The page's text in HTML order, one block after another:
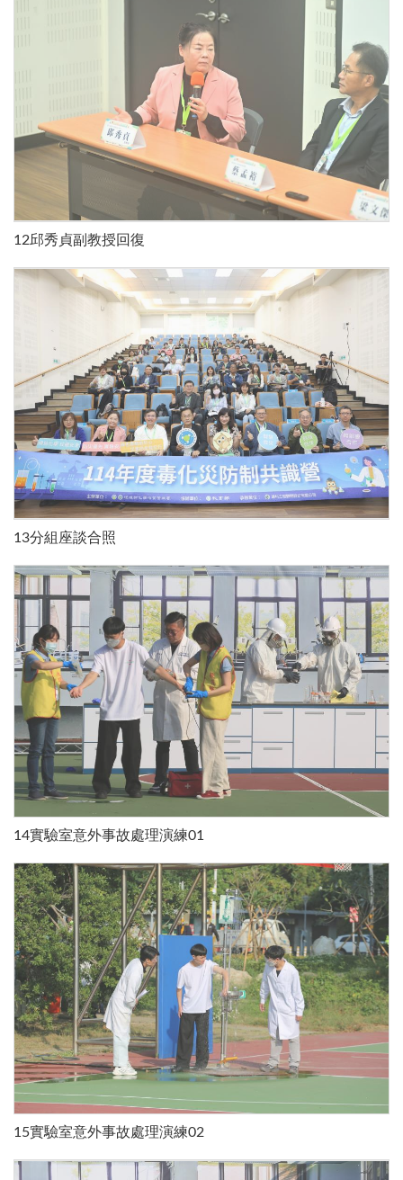
12邱秀貞副教授回復
13分組座談合照
14實驗室意外事故處理演練01
15實驗室意外事故處理演練02